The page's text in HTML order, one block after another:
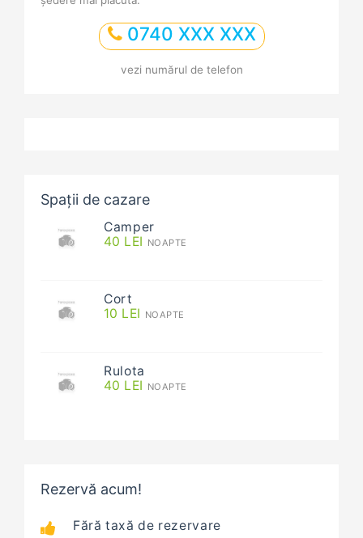
0740 XXX XXX
vezi numărul de telefon
Spații de cazare
Camper
40 LEI NOAPTE
Cort
10 LEI NOAPTE
Rulota
40 LEI NOAPTE
Rezervă acum!
Fără taxă de rezervare